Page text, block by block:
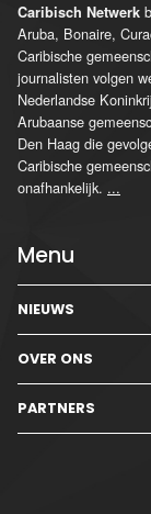
Caribisch Netwerk
Aruba, Bonaire,
Caribische
journalisten volgen
Nederlandse
Arubaanse
Den Haag die
Caribische
onafhankelijk. ...
Menu
NIEUWS
OVER ONS
PARTNERS